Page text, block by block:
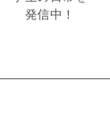
発信中！